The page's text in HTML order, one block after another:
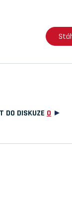
DO DISKUZE 0